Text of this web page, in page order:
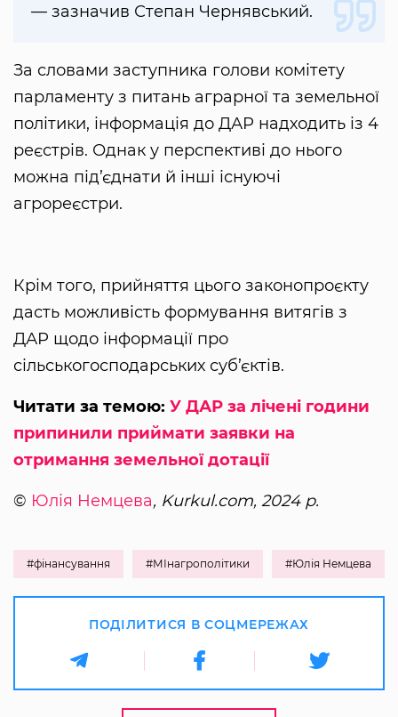
— зазначив Степан Чернявський.
За словами заступника голови комітету
парламенту з питань аграрної та земельної
політики, інформація до ДАР надходить із 4
реєстрів. Однак у перспективі до нього
можна під’єднати й інші існуючі
агрореєстри.
Крім того, прийняття цього законопроєкту
дасть можливість формування витягів з
ДАР щодо інформації про
сільськогосподарських суб’єктів.
Читати за темою: У ДАР за лічені години
припинили приймати заявки на
отримання земельної дотації
© Юлія Немцева, Kurkul.com, 2024 р.
#фінансування #МІнагрополітики #Юлія Немцева
ПОДІЛИТИСЯ В СОЦМЕРЕЖАХ